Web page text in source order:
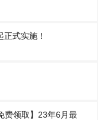
式实施！
费领取】23年6月最